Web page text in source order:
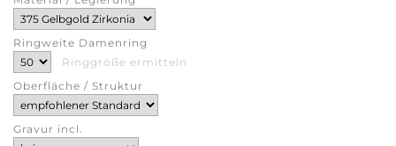
Ringweite Damenring
Ringgröße ermitteln
Oberfläche / Struktur
Gravur incl.